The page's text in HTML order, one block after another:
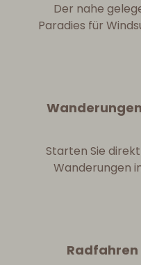
Der nahe
Paradies für
Starten Sie
Wanderungen